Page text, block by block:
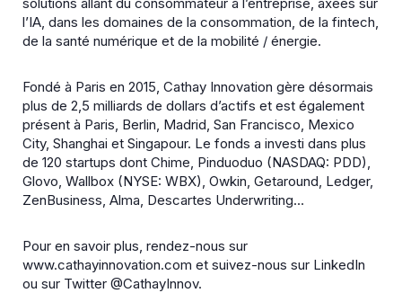
l’IA, dans les domaines de la consommation, de la fintech,
de la santé numérique et de la mobilité / énergie.
Fondé à Paris en 2015, Cathay Innovation gère désormais
plus de 2,5 milliards de dollars d’actifs et est également
présent à Paris, Berlin, Madrid, San Francisco, Mexico
City, Shanghai et Singapour. Le fonds a investi dans plus
de 120 startups dont Chime, Pinduoduo (NASDAQ: PDD),
Glovo, Wallbox (NYSE: WBX), Owkin, Getaround, Ledger,
ZenBusiness, Alma, Descartes Underwriting…
Pour en savoir plus, rendez-nous sur
www.cathayinnovation.com et suivez-nous sur LinkedIn
ou sur Twitter @CathayInnov.